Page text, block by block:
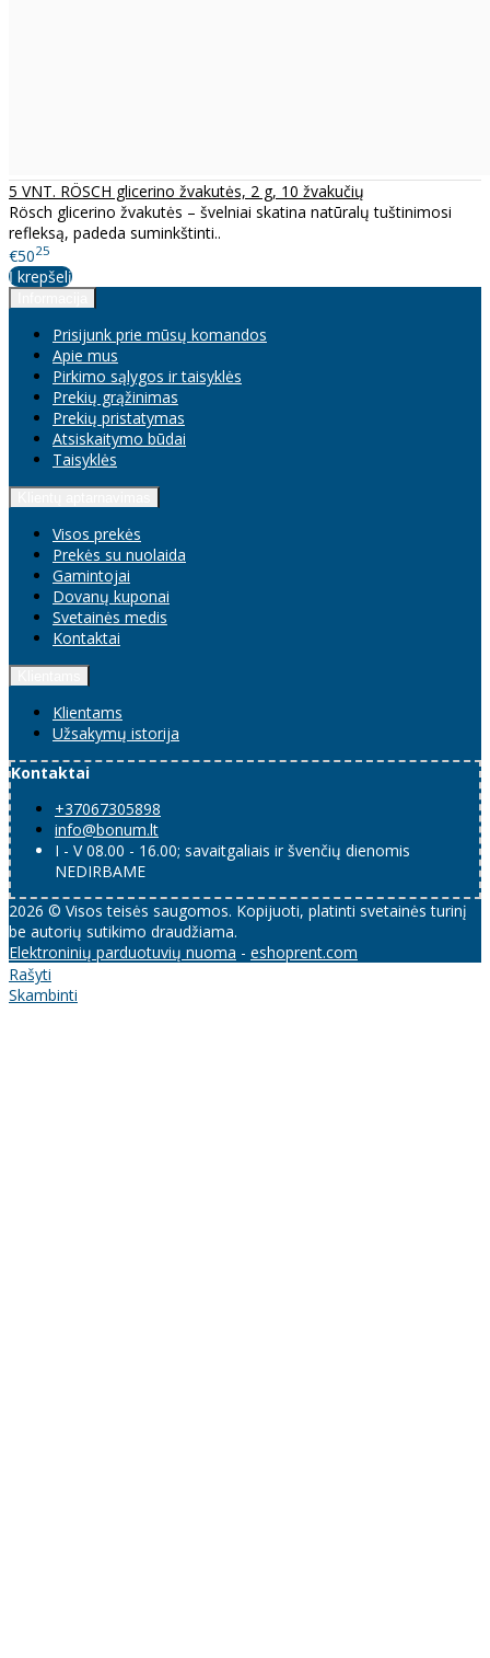
5 VNT. RÖSCH glicerino žvakutės, 2 g, 10 žvakučių
Rösch glicerino žvakutės – švelniai skatina natūralų tuštinimosi
refleksą, padeda suminkštinti..
€5025
Į krepšelį
Prisijunk prie mūsų komandos
Apie mus
Pirkimo sąlygos ir taisyklės
Prekių grąžinimas
Prekių pristatymas
Atsiskaitymo būdai
Taisyklės
Visos prekės
Prekės su nuolaida
Gamintojai
Dovanų kuponai
Svetainės medis
Kontaktai
Klientams
Užsakymų istorija
Kontaktai
+37067305898
info@bonum.lt
I - V 08.00 - 16.00; savaitgaliais ir švenčių dienomis
NEDIRBAME
2026 © Visos teisės saugomos. Kopijuoti, platinti svetainės turinį
be autorių sutikimo draudžiama.
Elektroninių parduotuvių nuoma - eshoprent.com
Rašyti
Skambinti